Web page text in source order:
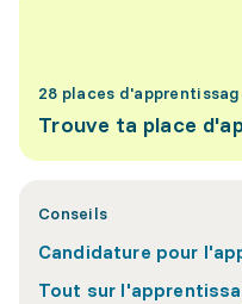
28 places
Trouve ta place
Conseils
Candidature pour
Tout sur